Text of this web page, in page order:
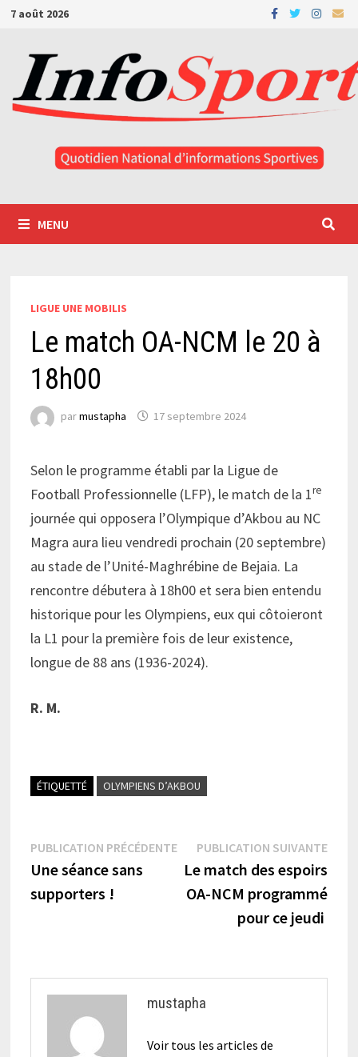
Passer
contenu
7 août 2026
MENU
LIGUE UNE MOBILIS
Le match OA-NCM le 20 à
18h00
parmustapha 17 septembre 2024
Selon le programme établi par la Ligue de
Football Professionnelle (LFP), le match de la 1re
journée qui opposera l’Olympique d’Akbou au NC
Magra aura lieu vendredi prochain (20 septembre)
au stade de l’Unité-Maghrébine de Bejaia. La
rencontre débutera à 18h00 et sera bien entendu
historique pour les Olympiens, eux qui côtoieront
la L1 pour la première fois de leur existence,
longue de 88 ans (1936-2024).
R. M.
ÉTIQUETTÉ OLYMPIENS D’AKBOU
Navigation
de
l’article
PUBLICATION PRÉCÉDENTEPublication
précédente :
Une séance sans
supporters !
PUBLICATION SUIVANTE
Le match des espoirs
OA-NCM programmé
pour ce jeudi
mustapha
Voir tous les articles de